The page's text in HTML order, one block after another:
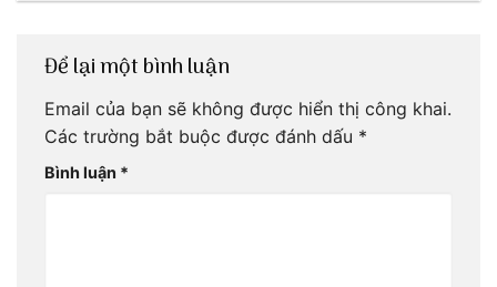
Để lại một bình luận
Email của bạn sẽ không được hiển thị công khai.
Các trường bắt buộc được đánh dấu *
Bình luận *